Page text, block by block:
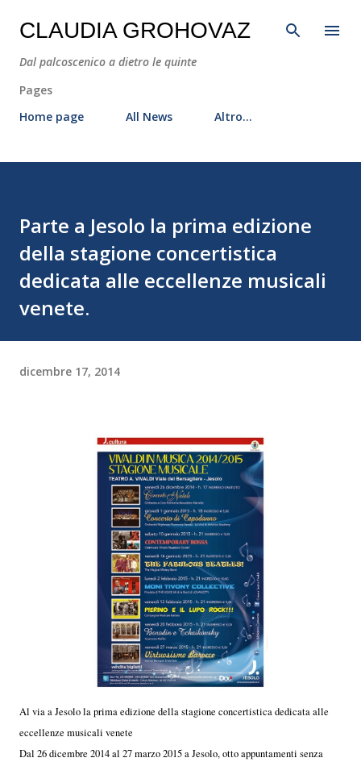
Passa ai contenuti principali
CLAUDIA GROHOVAZ
Dal palcoscenico a dietro le quinte
Pages
Home page
All News Altro…
Parte a Jesolo la prima edizione
della stagione concertistica
dedicata alle eccellenze musicali
venete.
dicembre 17, 2014
Al via a Jesolo la prima edizione della stagione concertistica dedicata alle
eccellenze musicali venete
Dal 26 dicembre 2014 al 27 marzo 2015 a Jesolo, otto appuntamenti senza